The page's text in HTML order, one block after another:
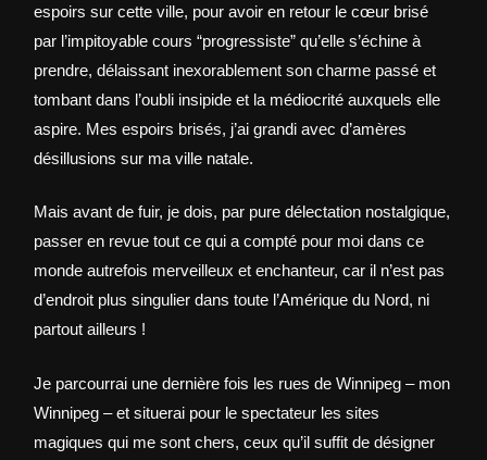
espoirs sur cette ville, pour avoir en retour le cœur brisé
par l’impitoyable cours “progressiste” qu’elle s’échine à
prendre, délaissant inexorablement son charme passé et
tombant dans l’oubli insipide et la médiocrité auxquels elle
aspire. Mes espoirs brisés, j’ai grandi avec d’amères
désillusions sur ma ville natale.
Mais avant de fuir, je dois, par pure délectation nostalgique,
passer en revue tout ce qui a compté pour moi dans ce
monde autrefois merveilleux et enchanteur, car il n’est pas
d’endroit plus singulier dans toute l’Amérique du Nord, ni
partout ailleurs !
Je parcourrai une dernière fois les rues de Winnipeg – mon
Winnipeg – et situerai pour le spectateur les sites
magiques qui me sont chers, ceux qu’il suffit de désigner